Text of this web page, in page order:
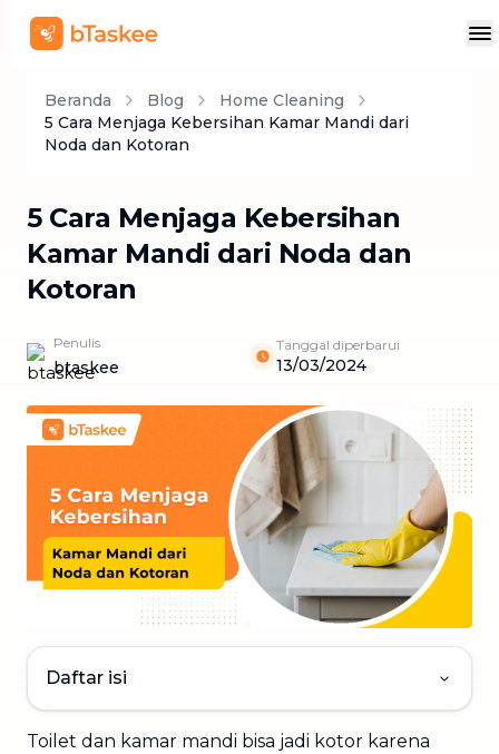
Beranda Blog
Home Cleaning
5 Cara Menjaga Kebersihan Kamar Mandi dari
Noda dan Kotoran
5 Cara Menjaga Kebersihan
Kamar Mandi dari Noda dan
Kotoran
Penulis
btaskee
Tanggal diperbarui
13/03/2024
Daftar isi
Toilet dan kamar mandi bisa jadi kotor karena